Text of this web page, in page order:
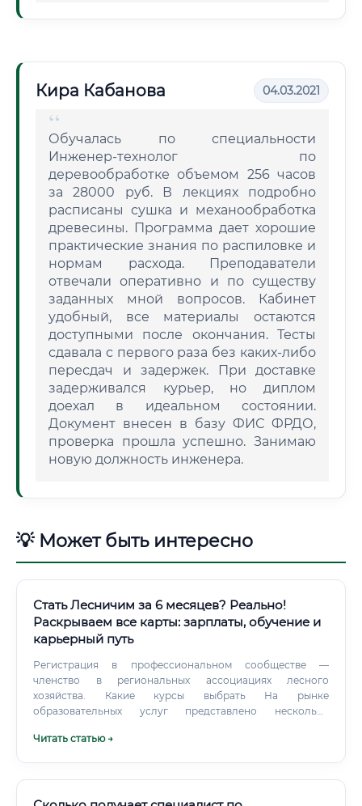
Кира Кабанова 04.03.2021
Обучалась по специальности
Инженер-технолог по
деревообработке объемом 256 часов
за 28000 руб. В лекциях подробно
расписаны сушка и механообработка
древесины. Программа дает хорошие
практические знания по распиловке и
нормам расхода. Преподаватели
отвечали оперативно и по существу
заданных мной вопросов. Кабинет
удобный, все материалы остаются
доступными после окончания. Тесты
сдавала с первого раза без каких-либо
пересдач и задержек. При доставке
задерживался курьер, но диплом
доехал в идеальном состоянии.
Документ внесен в базу ФИС ФРДО,
проверка прошла успешно. Занимаю
новую должность инженера.
💡 Может быть интересно
Стать Лесничим за 6 месяцев? Реально!
Раскрываем все карты: зарплаты, обучение и
карьерный путь
Регистрация в профессиональном сообществе —
членство в региональных ассоциациях лесного
хозяйства. Какие курсы выбрать На рынке
образовательных услуг представлено несколько
образовательные учреждения: Санкт-Петербургский
Читать статью →